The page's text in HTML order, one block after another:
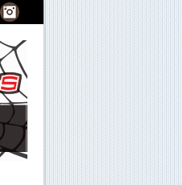
YouTubeInstagram